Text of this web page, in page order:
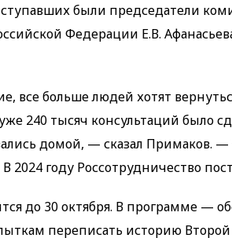
были председатели
Федерации Е.В.
все больше людей хотят
240 тысяч консультаций было
домой, — сказал Примаков.
2024 году Россотрудничество
до 30 октября. В программе —
переписать историю